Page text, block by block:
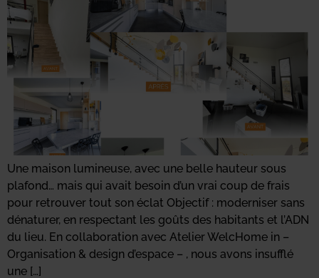
Une maison lumineuse, avec une belle hauteur sous
plafond… mais qui avait besoin d’un vrai coup de frais
pour retrouver tout son éclat Objectif : moderniser sans
dénaturer, en respectant les goûts des habitants et l’ADN
du lieu. En collaboration avec Atelier WelcHome in –
Organisation & design d’espace – , nous avons insufflé
une […]